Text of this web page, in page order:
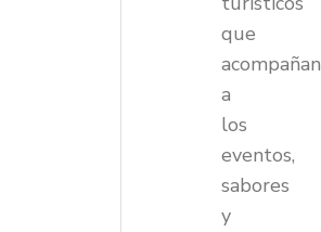
que
acompañan
a
los
eventos,
sabores
y